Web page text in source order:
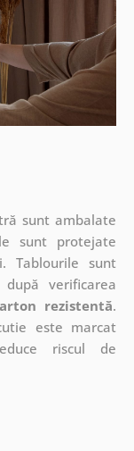
sunt ambalate
sunt protejate
Tablourile sunt
verificarea
rezistentă.
este marcat
riscul de